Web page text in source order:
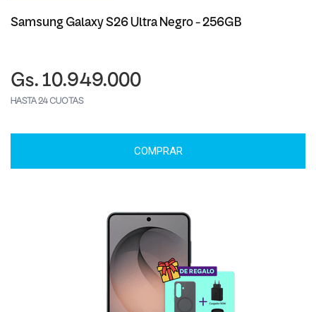
Samsung Galaxy S26 Ultra Negro - 256GB
Gs. 10.949.000
HASTA 24 CUOTAS
COMPRAR